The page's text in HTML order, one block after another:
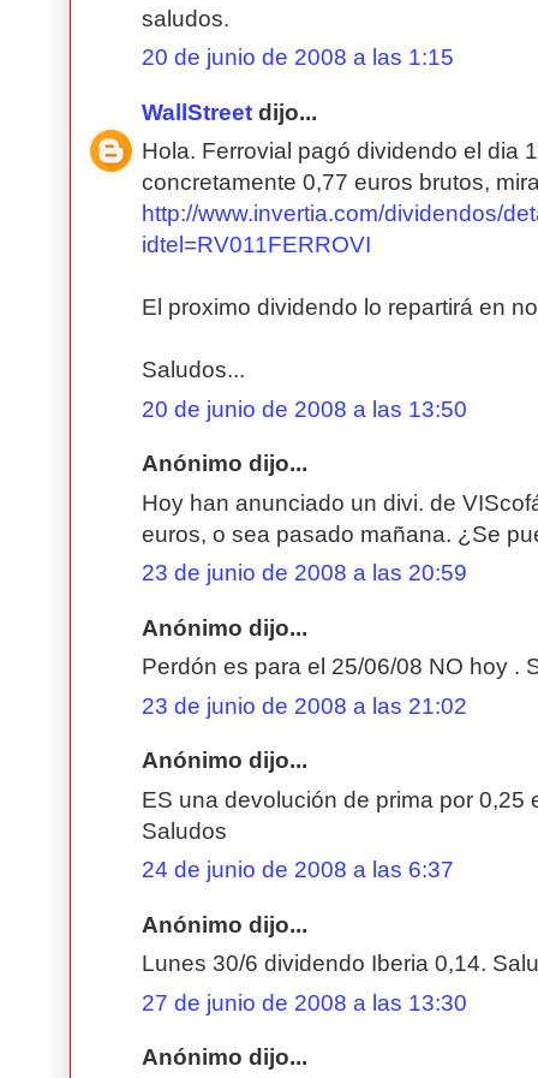
saludos.
20 de junio de 2008 a las 1:15
WallStreet dijo...
Hola. Ferrovial pagó dividendo el dia
concretamente 0,77 euros brutos,
http://www.invertia.com/dividendos/
idtel=RV011FERROVI
El proximo dividendo lo repartirá en
Saludos...
20 de junio de 2008 a las 13:50
Anónimo dijo...
Hoy han anunciado un divi. de
euros, o sea pasado mañana. ¿Se
23 de junio de 2008 a las 20:59
Anónimo dijo...
Perdón es para el 25/06/08 NO hoy .
23 de junio de 2008 a las 21:02
Anónimo dijo...
ES una devolución de prima por 0,25
Saludos
24 de junio de 2008 a las 6:37
Anónimo dijo...
Lunes 30/6 dividendo Iberia 0,14.
27 de junio de 2008 a las 13:30
Anónimo dijo...